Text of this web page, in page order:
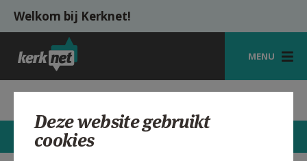
Overslaan en naar de inhoud gaan
Welkom bij Kerknet!
MENU
STARTPAGINA
KERK
VIERINGEN
CONTACTEN
Deze website gebruikt
cookies